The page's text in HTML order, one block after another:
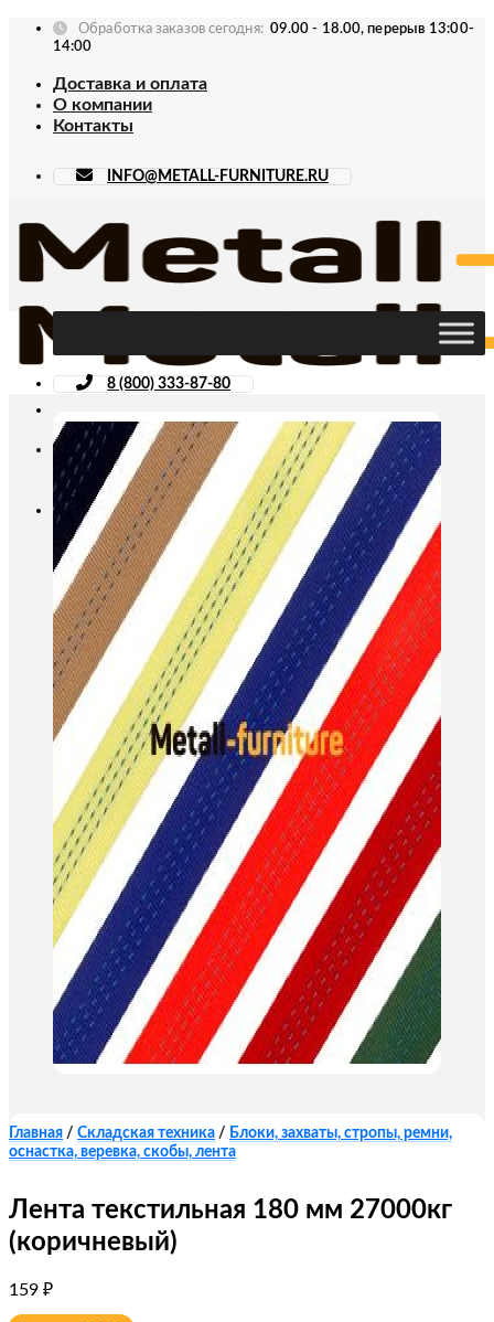
Skip
Обработка заказов сегодня: 09.00 - 18.00, перерыв 13:00-
14:00
Доставка и оплата
О компании
Контакты
INFO@METALL-FURNITURE.RU
Искать:
8 (800) 333-87-80
Главная / Складская техника / Блоки, захваты, стропы, ремни,
оснастка, веревка, скобы, лента
Лента текстильная 180 мм 27000кг
(коричневый)
159 ₽